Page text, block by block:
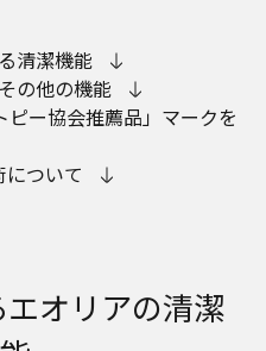
清潔機能
の他の機能
ー協会推薦品」マークを
について
オリアの清潔